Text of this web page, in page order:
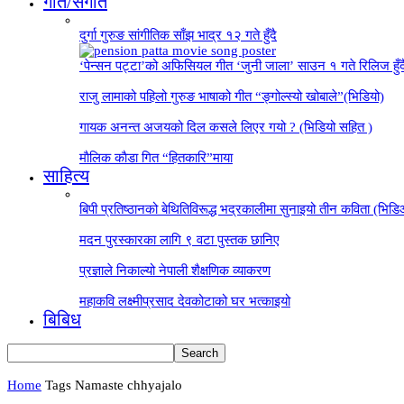
दुर्गा गुरुङ सांगीतिक साँझ भाद्र १२ गते हुँदै
‘पेन्सन पट्टा’को अफिसियल गीत ‘जुनी जाला’ साउन १ गते रिलिज
राजु लामाको पहिलो गुरुङ भाषाको गीत “ङ्गोल्स्यो खोबाले”(भिडियो)
गायक अनन्त अजयको दिल कसले लिएर गयो ? (भिडियो सहित )
माैलिक काैडा गित “हितकारि”माया
साहित्य
बिपी प्रतिष्ठानको बेथितिविरूद्ध भद्रकालीमा सुनाइयो तीन कविता
मदन पुरस्कारका लागि ९ वटा पुस्तक छानिए
प्रज्ञाले निकाल्यो नेपाली शैक्षणिक व्याकरण
महाकवि लक्ष्मीप्रसाद देवकोटाको घर भत्काइयो
बिबिध
Home Tags Namaste chhyajalo